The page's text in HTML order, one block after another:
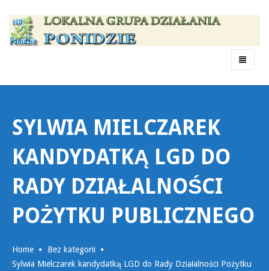
Menu
SYLWIA MIELCZAREK
KANDYDATKĄ LGD DO
RADY DZIAŁALNOŚCI
POŻYTKU PUBLICZNEGO
Home
Bez kategorii
Sylwia Mielczarek kandydatką LGD do Rady Działalności Pożytku